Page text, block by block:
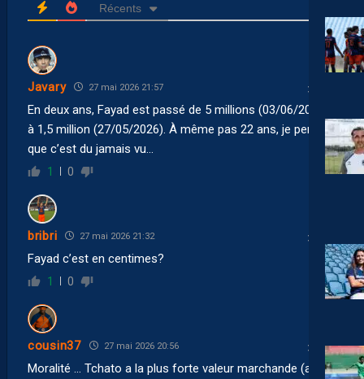
Récents
Javary 27 mai 2026 21:57
En deux ans, Fayad est passé de 5 millions (03/06/2024)
à 1,5 million (27/05/2026). À même pas 22 ans, je pense
que c’est du jamais vu…
1 0
bribri 27 mai 2026 21:32
Fayad c’est en centimes?
1 0
cousin37 27 mai 2026 20:56
Moralité … Tchato a la plus forte valeur marchande (avec